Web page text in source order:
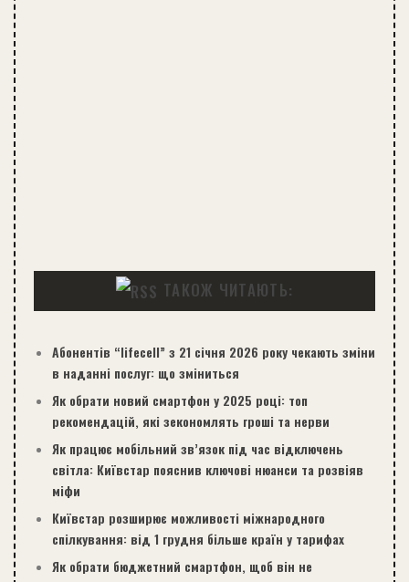
ТАКОЖ ЧИТАЮТЬ:
Абонентів “lifecell” з 21 січня 2026 року чекають зміни
в наданні послуг: що зміниться
Як обрати новий смартфон у 2025 році: топ
рекомендацій, які зекономлять гроші та нерви
Як працює мобільний зв’язок під час відключень
світла: Київстар пояснив ключові нюанси та розвіяв
міфи
Київстар розширює можливості міжнародного
спілкування: від 1 грудня більше країн у тарифах
Як обрати бюджетний смартфон, щоб він не